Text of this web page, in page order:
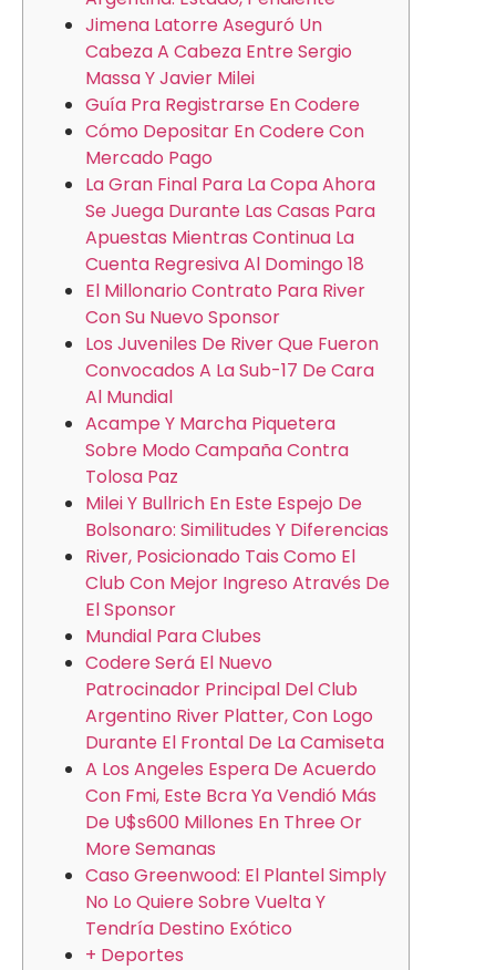
Jimena Latorre Aseguró Un
Cabeza A Cabeza Entre Sergio
Massa Y Javier Milei
Guía Pra Registrarse En Codere
Cómo Depositar En Codere Con
Mercado Pago
La Gran Final Para La Copa Ahora
Se Juega Durante Las Casas Para
Apuestas Mientras Continua La
Cuenta Regresiva Al Domingo 18
El Millonario Contrato Para River
Con Su Nuevo Sponsor
Los Juveniles De River Que Fueron
Convocados A La Sub-17 De Cara
Al Mundial
Acampe Y Marcha Piquetera
Sobre Modo Campaña Contra
Tolosa Paz
Milei Y Bullrich En Este Espejo De
Bolsonaro: Similitudes Y Diferencias
River, Posicionado Tais Como El
Club Con Mejor Ingreso Através De
El Sponsor
Mundial Para Clubes
Codere Será El Nuevo
Patrocinador Principal Del Club
Argentino River Platter, Con Logo
Durante El Frontal De La Camiseta
A Los Angeles Espera De Acuerdo
Con Fmi, Este Bcra Ya Vendió Más
De U$s600 Millones En Three Or
More Semanas
Caso Greenwood: El Plantel Simply
No Lo Quiere Sobre Vuelta Y
Tendría Destino Exótico
+ Deportes